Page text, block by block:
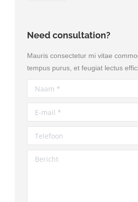
Need consultation?
Mauris consectetur mi vitae
tempus purus, et feugiat lectus
Naam *
E-mail *
Telefoon
Bericht